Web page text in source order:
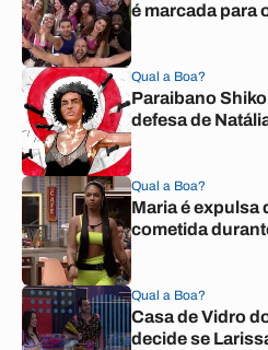
é marcada para
Qual a Boa?
Paraibano
defesa de
Qual a Boa?
Maria é expulsa
cometida
Qual a Boa?
Casa de Vidro
decide se